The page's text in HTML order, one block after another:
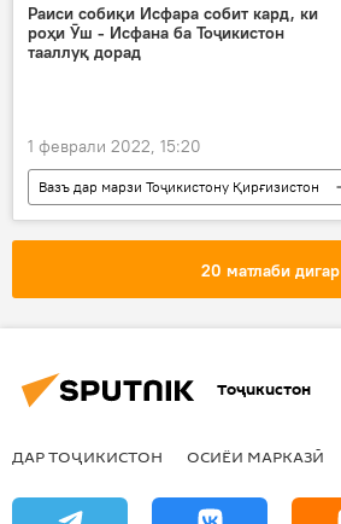
Раиси собиқи Исфара собит кард, ки
роҳи Ӯш - Исфана ба Тоҷикистон
тааллуқ дорад
1 феврали 2022, 15:20
Вазъ дар марзи Тоҷикистону Қирғизистон
Дар Тоҷикистон
Қирғизистон
20 матлаби дигар
Тоҷикистон
ДАР ТОҶИКИСТОН ОСИЁИ МАРКАЗӢ